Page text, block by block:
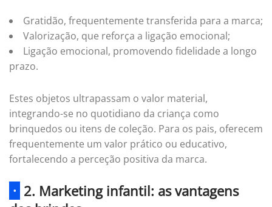
Gratidão, frequentemente transferida para a marca;
Valorização, que reforça a ligação emocional;
Ligação emocional, promovendo fidelidade a longo
prazo.
Estes objetos ultrapassam o valor material,
integrando-se no quotidiano da criança como
brinquedos ou itens de coleção. Para os pais, oferecem
frequentemente um valor prático ou educativo,
fortalecendo a perceção positiva da marca.
· 2. Marketing infantil: as vantagens